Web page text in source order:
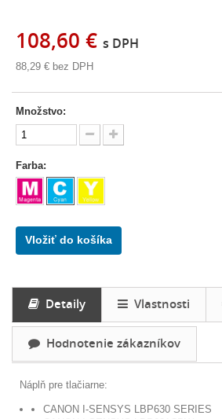
108,60 € s DPH
88,29 € bez DPH
Množstvo:
Farba:
Vložiť do košíka
Detaily Vlastnosti
Hodnotenie zákazníkov
Náplň pre tlačiarne:
CANON I-SENSYS LBP630 SERIES